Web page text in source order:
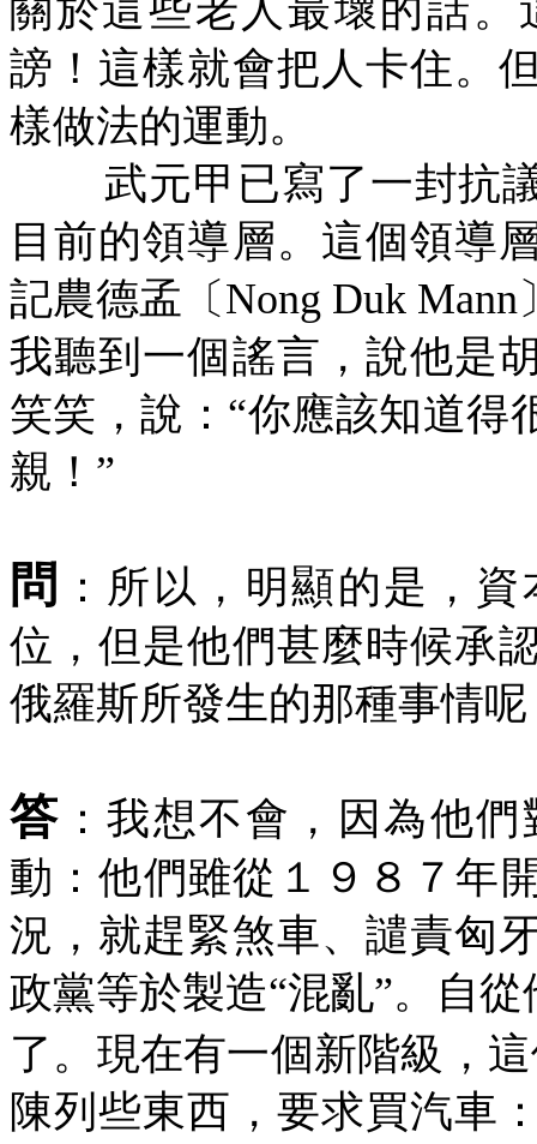
關於這些老人最壞的話
謗！這樣就會把人卡住。
樣做法的運動。
武元甲已寫了一封抗
目前的領導層。這個領導
記農德孟〔 Nong Duk Mann
我聽到一個謠言，說他是
笑笑，說：“你應該知道得
親！”
問 ：所以，明顯的是，
位，但是他們甚麼時候承
俄羅斯所發生的那種事情呢
答 ：我想不會，因為他
動：他們雖從１９８７年
況，就趕緊煞車、譴責匈
政黨等於製造“混亂”。自
了。現在有一個新階級，
陳列些東西，要求買汽車